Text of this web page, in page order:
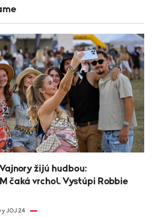
žijú hudbou:
čaká vrchol. Vystúpi Robbie
JOJ 24